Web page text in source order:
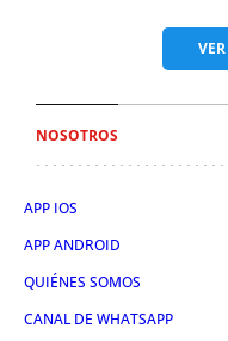
VER
NOSOTROS
APP IOS
APP ANDROID
QUIÉNES SOMOS
CANAL DE WHATSAPP